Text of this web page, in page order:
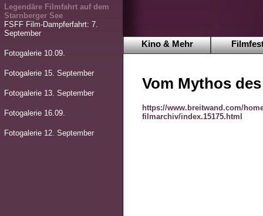
Legendäre Filmfahrt auf dem
Starnberger See
FSFF Film-Dampferfahrt: 7.
September
Fotogalerie 10.09.
Fotogalerie 15. September
Fotogalerie 13. September
Fotogalerie 16.09.
Fotogalerie 12. September
Kino & Mehr
Vom Mythos
https://www.breitwand.com/
filmarchiv/index.15175.html